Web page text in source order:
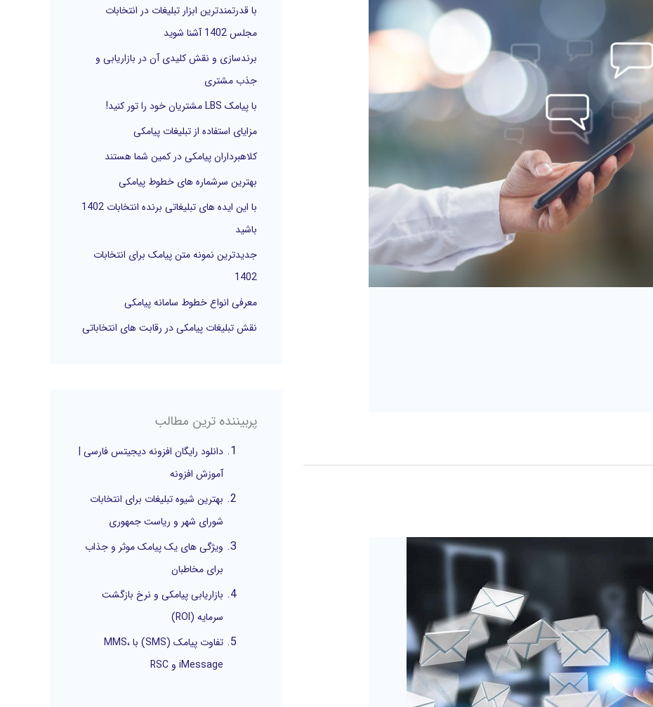
ر
ی
:
با قدرتمندترین ابزار تبلیغات در انتخابات
مجلس 1402 آشنا شوید
برندسازی و نقش کلیدی آن در بازاریابی و
جذب مشتری
با پیامک LBS مشتریان خود را تور کنید!
مزایای استفاده از تبلیغات پیامکی
کلاهبرداران پیامکی در کمین شما هستند
بهترین سرشماره های خطوط پیامکی
با این ایده های تبلیغاتی برنده انتخابات 1402
باشید
جدیدترین نمونه متن پیامک برای انتخابات
1402
معرفی انواع خطوط سامانه پیامکی
نقش تبلیغات پیامکی در رقابت های انتخاباتی
پربیننده ترین مطالب
دانلود رایگان افزونه دیجیتس فارسی |
آموزش افزونه
بهترین شیوه تبلیغات برای انتخابات
شورای شهر و ریاست جمهوری
ویژگی های یک پیامک موثر و جذاب
برای مخاطبان
بازاریابی پیامکی و نرخ بازگشت
سرمایه (ROI)
تفاوت پیامک (SMS) با MMS،
iMessage و RSC